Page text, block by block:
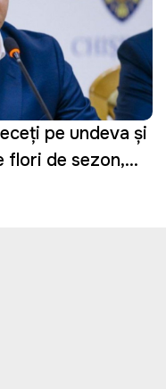
pe undeva și
flori de sezon,